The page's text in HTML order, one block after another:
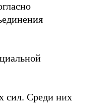
сил. Среди них